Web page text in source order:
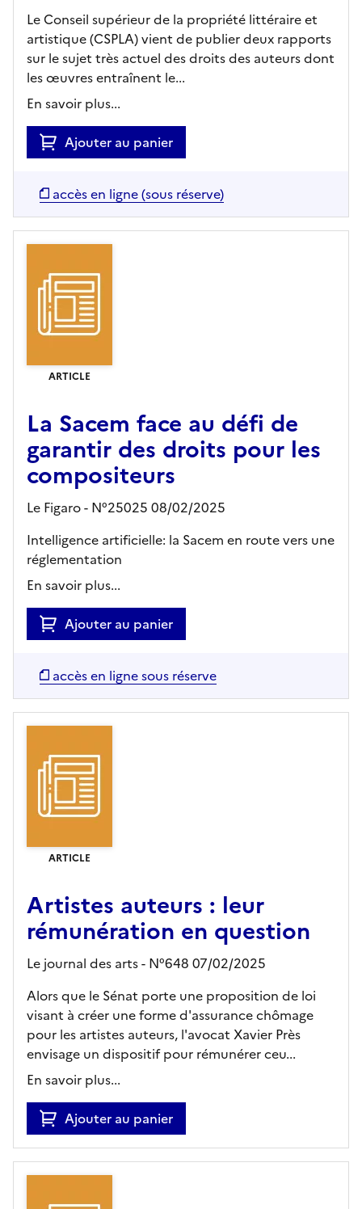
Le Conseil supérieur de la propriété littéraire et
artistique (CSPLA) vient de publier deux rapports
sur le sujet très actuel des droits des auteurs dont
les œuvres entraînent le...
En savoir plus...
Ajouter au panier
accès en ligne (sous réserve)
ARTICLE
La Sacem face au défi de
garantir des droits pour les
compositeurs
Le Figaro - N°25025 08/02/2025
Intelligence artificielle: la Sacem en route vers une
réglementation
En savoir plus...
Ajouter au panier
accès en ligne sous réserve
ARTICLE
Artistes auteurs : leur
rémunération en question
Le journal des arts - N°648 07/02/2025
Alors que le Sénat porte une proposition de loi
visant à créer une forme d'assurance chômage
pour les artistes auteurs, l'avocat Xavier Près
envisage un dispositif pour rémunérer ceu...
En savoir plus...
Ajouter au panier